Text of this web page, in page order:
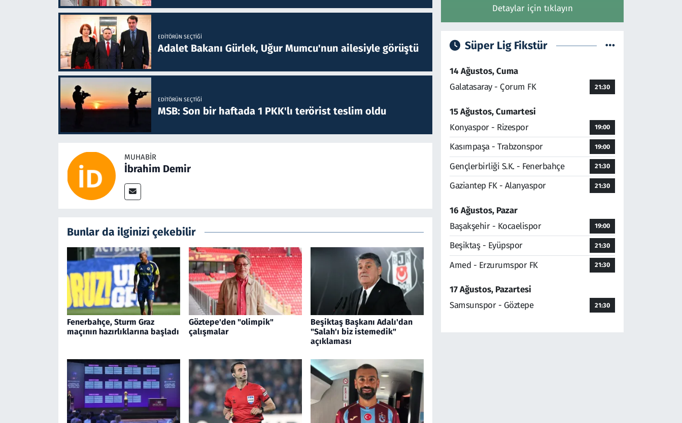
EDITÖRÜN SEÇTIĞI
Adalet Bakanı Gürlek, Uğur Mumcu'nun ailesiyle görüştü
EDITÖRÜN SEÇTIĞI
MSB: Son bir haftada 1 PKK'lı terörist teslim oldu
MUHABIR
İbrahim Demir
Bunlar da ilginizi çekebilir
Fenerbahçe, Sturm Graz
maçının hazırlıklarına başladı
Göztepe'den "olimpik"
çalışmalar
Beşiktaş Başkanı Adalı'dan
"Salah'ı biz istemedik"
açıklaması
Detaylar için tıklayın
Süper Lig Fikstür
14 Ağustos, Cuma
Galatasaray - Çorum FK
21:30
15 Ağustos, Cumartesi
Konyaspor - Rizespor
19:00
Kasımpaşa - Trabzonspor 19:00
Gençlerbirliği S.K. - Fenerbahçe 21:30
Gaziantep FK - Alanyaspor 21:30
16 Ağustos, Pazar
Başakşehir - Kocaelispor
19:00
Beşiktaş - Eyüpspor 21:30
Amed - Erzurumspor FK 21:30
17 Ağustos, Pazartesi
Samsunspor - Göztepe
21:30